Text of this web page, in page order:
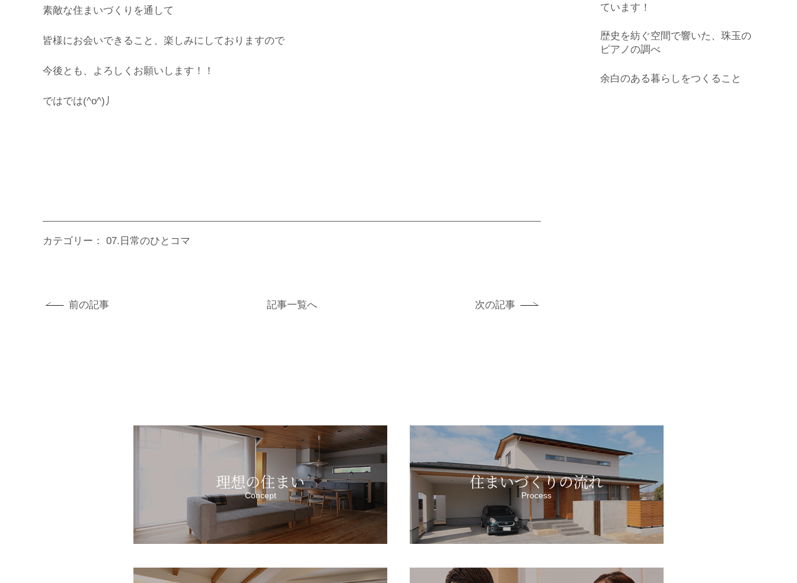
素敵な住まいづくりを通して
皆様にお会いできること、楽しみにしておりますので
今後とも、よろしくお願いします！！
ではでは(^o^)丿
カテゴリー： 07.日常のひとコマ
前の記事 記事一覧へ 次の記事
ています！
歴史を紡ぐ空間で響いた、珠玉の
ピアノの調べ
余白のある暮らしをつくること
理想の住まい
Concept
住まいづくりの流れ
Process